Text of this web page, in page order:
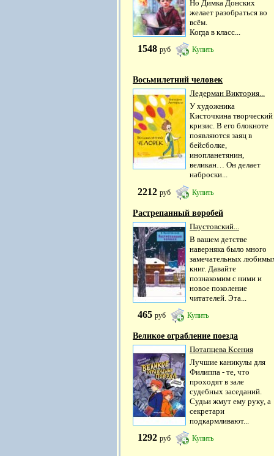
Но Димка Донских
желает разобраться во
всём.
Когда в класс...
1548 руб Купить
Восьмилетний человек
Ледерман Виктория...
У художника
Кисточкина творческий
кризис. В его блокноте
появляются заяц в
бейсболке,
инопланетянин,
великан… Он делает
наброски...
2212 руб Купить
Растрепанный воробей
Паустовский...
В вашем детстве
наверняка было много
замечательных
книг. Давайте
познакомим с ними и
новое поколение
читателей. Эта...
465 руб Купить
Великое ограбление поезда
Потапцева Ксения
Лучшие каникулы для
Филиппа - те, что
проходят в зале
судебных заседаний.
Судьи жмут ему руку, а
секретари
подкармливают...
1292 руб Купить